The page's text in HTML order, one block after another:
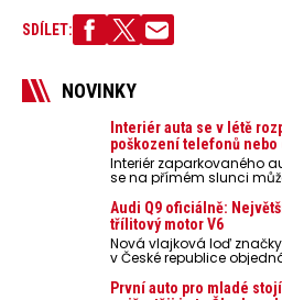
SDÍLET:
NOVINKY
Interiér auta se v létě
poškození telefonů
Interiér zaparkovaného
se na přímém slunci
nebezpečí pro odložené
nebo notebooky. Můžou
poškodit elektroniku a ve
zvýšit riziko požáru.
Audi Q9 oficiálně:
třílitový motor V6
Nová vlajková loď
v České republice
První auto pro mladé